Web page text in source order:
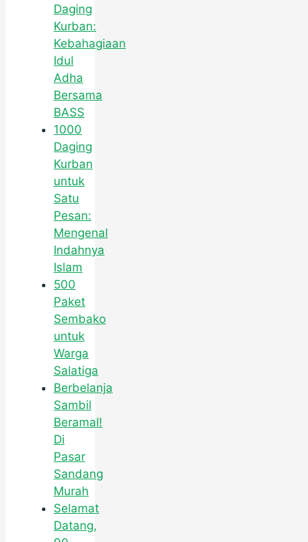
Daging
Kurban:
Kebahagiaan
Idul
Adha
Bersama
BASS
1000
Daging
Kurban
untuk
Satu
Pesan:
Mengenal
Indahnya
Islam
500
Paket
Sembako
untuk
Warga
Salatiga
Berbelanja
Sambil
Beramal!
Di
Pasar
Sandang
Murah
Selamat
Datang,